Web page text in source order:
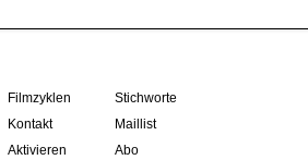
Filmzyklen
Stichworte
Kontakt
Maillist
Aktivieren Abo